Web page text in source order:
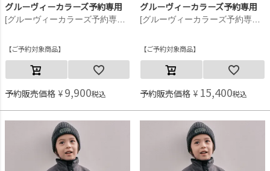
グルーヴィーカラーズ予約専用
[グルーヴィーカラーズ予約専用] GRVYCLRS フリース プルオーバー【11月入荷予定】 28LGN淡緑
ご予約対象商品
予約販売価格 ¥ 9,900税込
グルーヴィーカラーズ予約専用
[グルーヴィーカラーズ予約専用] GRVYCLRS フリース プルオーバー【11月入荷予定】 17CGRチャコール
ご予約対象商品
予約販売価格 ¥ 15,400税込